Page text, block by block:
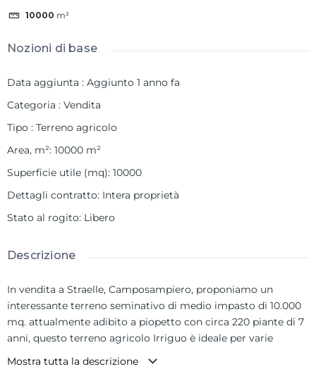
10000 m²
Nozioni di base
Data aggiunta : Aggiunto 1 anno fa
Categoria : Vendita
Tipo : Terreno agricolo
Area, m²: 10000 m²
Superficie utile (mq): 10000
Dettagli contratto: Intera proprietà
Stato al rogito: Libero
Descrizione
In vendita a Straelle, Camposampiero, proponiamo un
interessante terreno seminativo di medio impasto di 10.000
mq. attualmente adibito a piopetto con circa 220 piante di 7
anni, questo terreno agricolo Irriguo è ideale per varie
colture, questa proprietà offre un'opportunità unica per chi
Mostra tutta la descrizione